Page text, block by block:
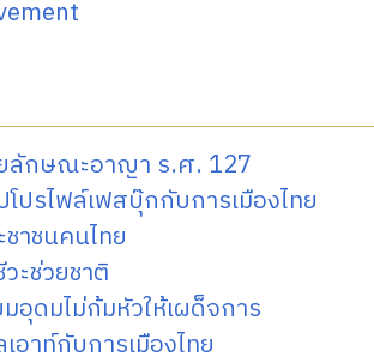
ลักษณะอาญา ร.ศ. 127
ปรไฟล์เฟสบุ๊กกับการเมืองไทย
าชนคนไทย
ะช่วยชาติ
อุดมไม่ก้มหัวให้เผด็จการ
อาท์กับการเมืองไทย